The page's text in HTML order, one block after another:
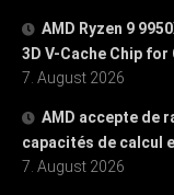
AMD Ryzen 9
3D V-Cache Chip
7. August 2026
AMD accepte de
capacités de calcul
7. August 2026